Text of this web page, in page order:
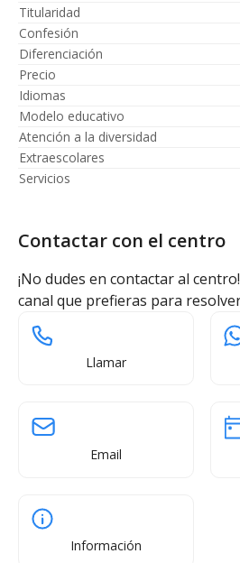
Titularidad
Confesión
Diferenciación
Precio
Idiomas
Modelo educativo
Atención a la diversidad
Extraescolares
Servicios
Contactar con el centro
¡No dudes en contactar al
canal que prefieras para
Llamar
Email
Información